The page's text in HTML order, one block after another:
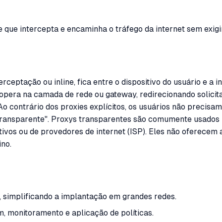
intercepta e encaminha o tráfego da internet sem
ou inline, fica entre o dispositivo do usuário e
na camada de rede ou gateway, redirecionando
contrário dos proxies explícitos, os usuários não
Proxys transparentes são comumente
ou de provedores de internet (ISP). Eles não
a implantação em grandes redes.
monitoramento e aplicação de políticas.